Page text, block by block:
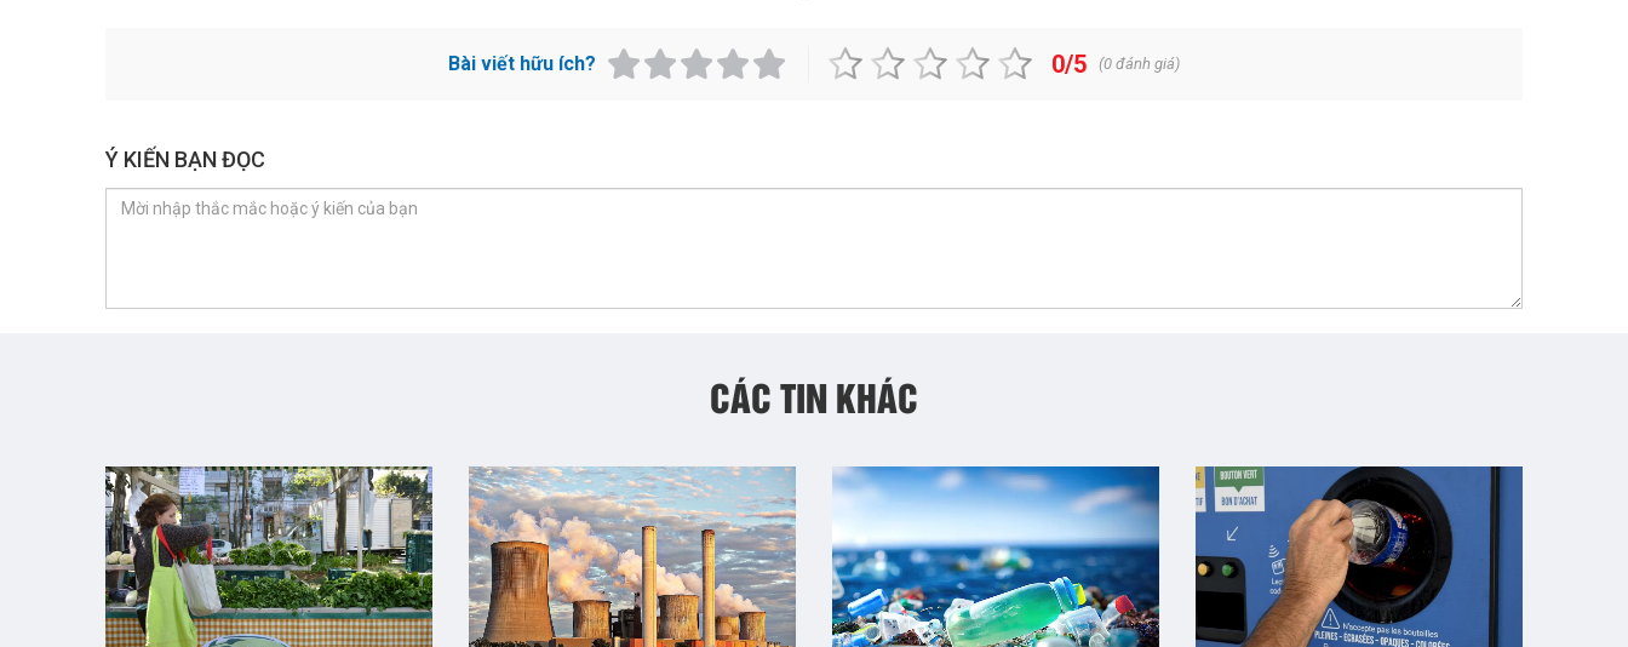
Bài viết hữu ích? 0/5 (0 đánh giá)
Ý KIẾN BẠN ĐỌC
CÁC TIN KHÁC